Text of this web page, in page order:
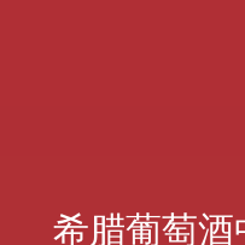
希腊葡萄酒